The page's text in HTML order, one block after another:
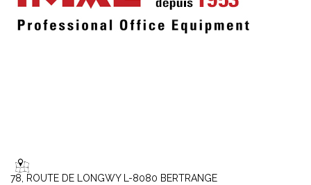
78, ROUTE DE LONGWY L-8080 BERTRANGE